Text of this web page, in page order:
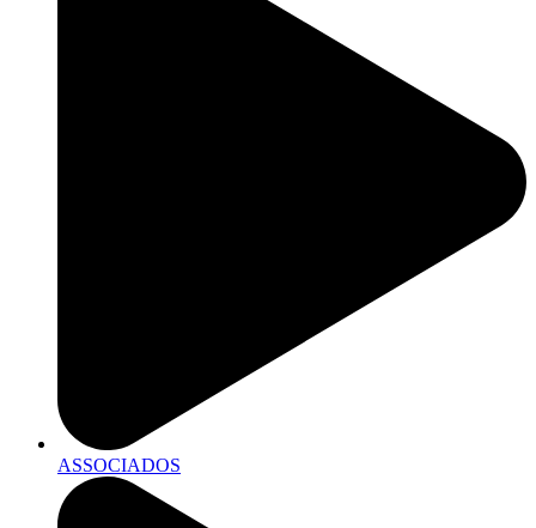
ASSOCIADOS